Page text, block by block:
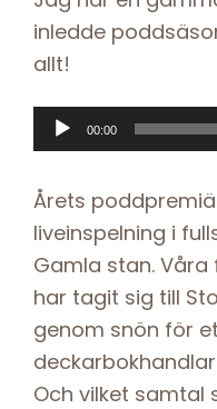
inledde
allt!
Ljudspelare
00:00
Årets
liveinspelning i
Gamla stan.
har tagit sig till
genom snön för
Och vilket samtal